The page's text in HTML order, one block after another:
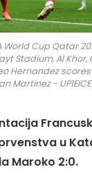
World Cup Qatar
Stadium, Al
Hernandez
Martinez -
u
Maroko 2:0.